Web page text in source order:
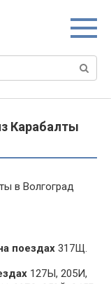
Карабалты
в Волгоград
поездах 317Щ.
127Ы, 205И,